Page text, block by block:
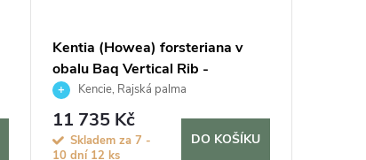
Kentia (Howea) forsteriana v
obalu Baq Vertical Rib -
hydroponie, průměr 37 cm
Kencie, Rajská palma
11 735 Kč
Skladem za 7 -
10 dní 12 ks
DO KOŠÍKU